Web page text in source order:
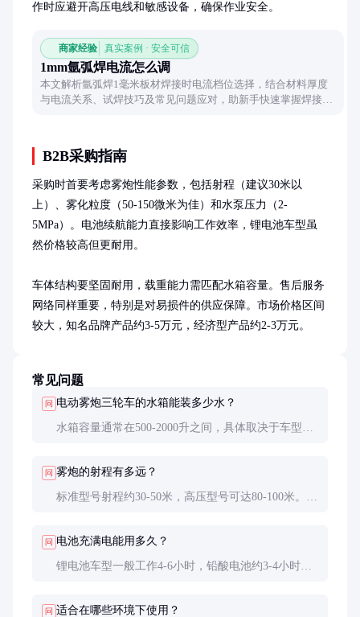
作时应避开高压电线和敏感设备，确保作业安全。
商家经验 真实案例 · 安全可信
1mm氩弧焊电流怎么调
本文解析氩弧焊1毫米板材焊接时电流档位选择，结合材料厚度
与电流关系、试焊技巧及常见问题应对，助新手快速掌握焊接电
B2B采购指南
采购时首要考虑雾炮性能参数，包括射程（建议30米以
上）、雾化粒度（50-150微米为佳）和水泵压力（2-
5MPa）。电池续航能力直接影响工作效率，锂电池车型虽
然价格较高但更耐用。
车体结构要坚固耐用，载重能力需匹配水箱容量。售后服务
网络同样重要，特别是对易损件的供应保障。市场价格区间
较大，知名品牌产品约3-5万元，经济型产品约2-3万元。
常见问题
问 电动雾炮三轮车的水箱能装多少水？
水箱容量通常在500-2000升之间，具体取决于车型大
问 雾炮的射程有多远？
标准型号射程约30-50米，高压型号可达80-100米。实
问 电池充满电能用多久？
锂电池车型一般工作4-6小时，铅酸电池约3-4小时。
问 适合在哪些环境下使用？